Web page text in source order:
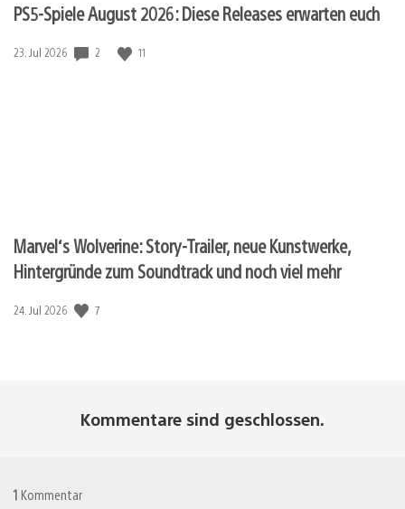
PS5-Spiele August 2026: Diese Releases erwarten euch
Veröffentlichungsdatum:
23. Jul 2026 2 11
Marvel‘s Wolverine: Story-Trailer, neue Kunstwerke,
Hintergründe zum Soundtrack und noch viel mehr
Veröffentlichungsdatum:
24. Jul 2026 7
Kommentare sind geschlossen.
1 Kommentar